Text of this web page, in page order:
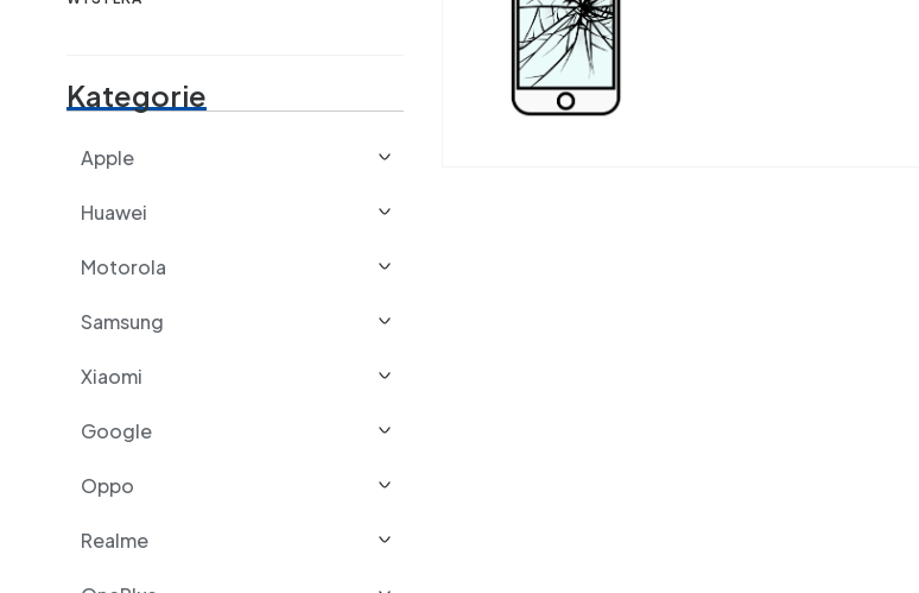
Kategorie
Apple
Huawei
Motorola
Samsung
Xiaomi
Google
Oppo
Realme